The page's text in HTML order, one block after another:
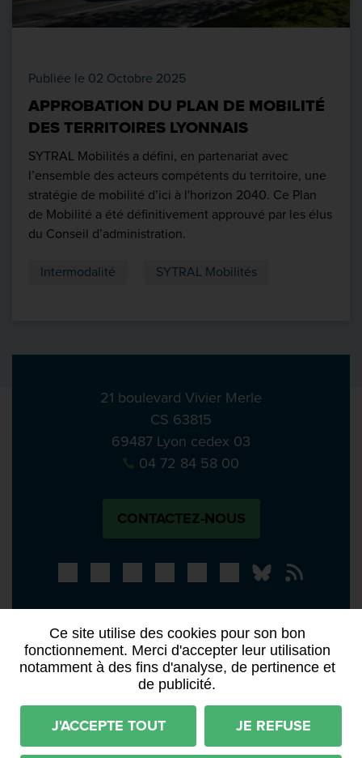
Ce site utilise des cookies pour son bon
fonctionnement. Merci d'accepter leur utilisation
notamment à des fins d'analyse, de pertinence et
de publicité.
J'ACCEPTE TOUT JE REFUSE
Publiée le 02 Octobre 2025
APPROBATION DU PLAN DE MOBILITÉ
DES TERRITOIRES LYONNAIS
SYTRAL Mobilités a défini, en partenariat avec
l’ensemble des acteurs compétents du territoire, une
stratégie de mobilité d’ici à l'horizon 2040. Ce Plan
de Mobilité a été définitivement approuvé par les élus
du Conseil d’administration.
Intermodalité SYTRAL Mobilités
21 boulevard Vivier Merle
CS 63815
69487 Lyon cedex 03
04 72 84 58 00
CONTACTEZ-NOUS
BlueskyNotre
ACTES ET DÉLIBÉRATIONS
Mentions légales RGPD
Déclaration d'accessibilité (partiellement conforme)
Conditions générales d'utilisation